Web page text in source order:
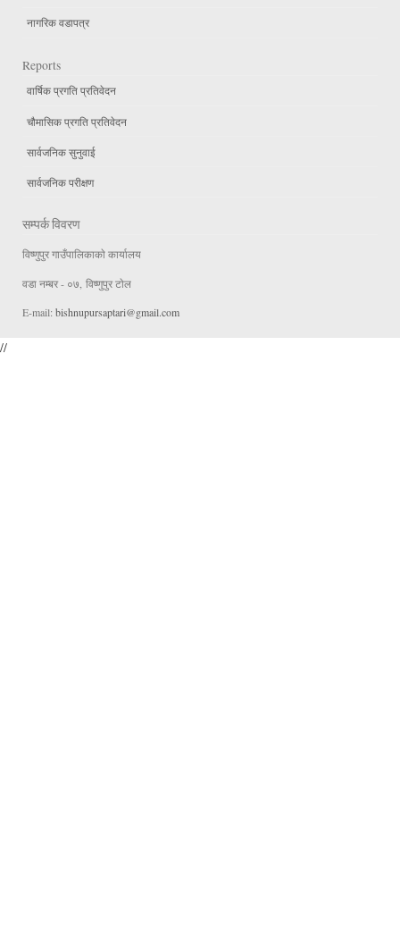
नागरिक वडापत्र
Reports
वार्षिक प्रगति प्रतिवेदन
चौमासिक प्रगति प्रतिवेदन
सार्वजनिक सुनुवाई
सार्वजनिक परीक्षण
सम्पर्क विवरण
विष्णुपुर गाउँपालिकाकाे कार्यालय
वडा न‌म्बर - ०७, विष्णुपुर टाेल
E-mail: bishnupursaptari@gmail.com
//